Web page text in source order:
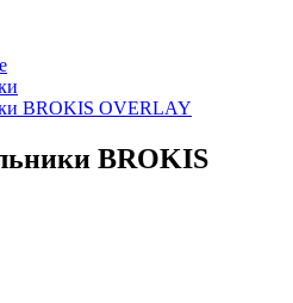
BROKIS OVERLAY
BROKIS